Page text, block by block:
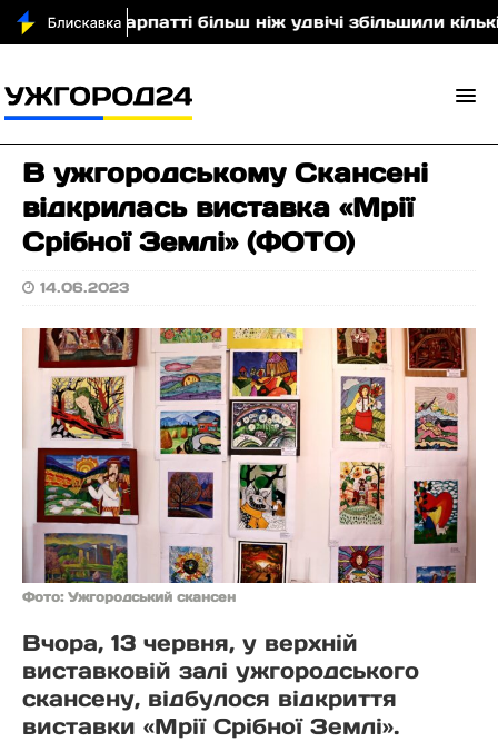
Закарпатті більш ніж удвічі збільшили кількість
В ужгородському Скансені
відкрилась виставка «Мрії
Срібної Землі» (ФОТО)
14.06.2023
Фото: Ужгородський скансен
Вчора, 13 червня, у верхній
виставковій залі ужгородського
скансену, відбулося відкриття
виставки «Мрії Срібної Землі».